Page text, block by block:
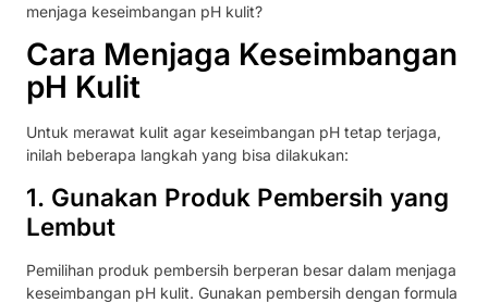
menjaga keseimbangan pH kulit?
Cara Menjaga Keseimbangan
pH Kulit
Untuk merawat kulit agar keseimbangan pH tetap terjaga,
inilah beberapa langkah yang bisa dilakukan:
1. Gunakan Produk Pembersih yang
Lembut
Pemilihan produk pembersih berperan besar dalam menjaga
keseimbangan pH kulit. Gunakan pembersih dengan formula